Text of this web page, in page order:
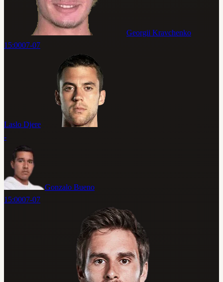
Georgii Kravchenko
15:0007-07
Laslo Djere
-
Gonzalo Bueno
15:0007-07